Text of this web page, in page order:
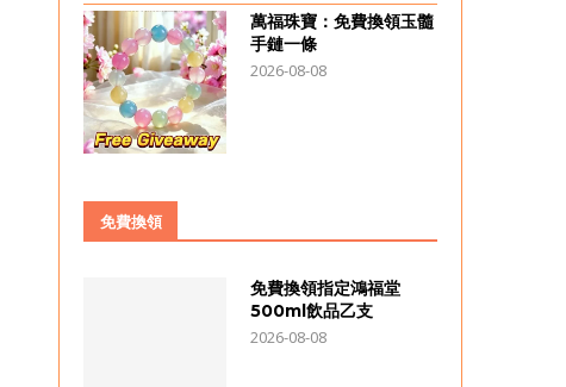
萬福珠寶：免費換領玉髓
手鏈一條
2026-08-08
免費換領
免費換領指定鴻福堂
500ml飲品乙支
2026-08-08